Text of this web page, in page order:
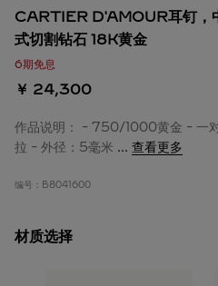
CARTIER D'AMOUR耳钉，
式切割钻石 18K黄金
6期免息
￥ 24,300
作品说明： - 750/1000黄金 - 一
拉 - 外径：5毫米 ... 查看更多
编号： B8041600
材质选择